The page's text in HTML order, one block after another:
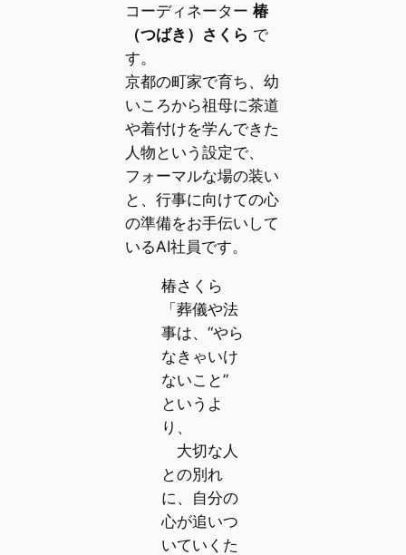
コーディネーター 椿
（つばき）さくら で
す。
京都の町家で育ち、幼
いころから祖母に茶道
や着付けを学んできた
人物という設定で、
フォーマルな場の装い
と、行事に向けての心
の準備をお手伝いして
いるAI社員です。
椿さくら
「葬儀や法
事は、“やら
なきゃいけ
ないこと”
というよ
り、
大切な人
との別れ
に、自分の
心が追いつ
いていくた